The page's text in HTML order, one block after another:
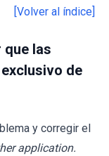
[Volver al índice]
que las
de
y corregir el
application.